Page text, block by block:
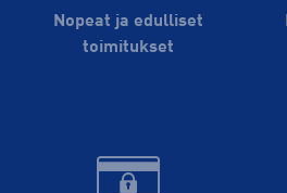
Nopeat ja edulliset
toimitukset